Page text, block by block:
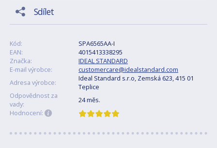
Sdílet
Kód:
SPA6565AA-I
EAN:
4015413338295
Značka:
IDEAL STANDARD
E-mail výrobce:
customercare@idealstandard.com
Adresa výrobce:
Ideal Standard s.r.o, Zemská 623, 415 01
Teplice
Odpovědnost za
vady:
24 měs.
Hodnocení: